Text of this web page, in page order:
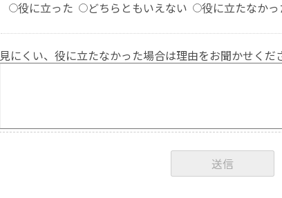
役に立った
どちらともいえない 役に立たなか
見にくい、役に立たなかった場合は理由をお聞かせくだ